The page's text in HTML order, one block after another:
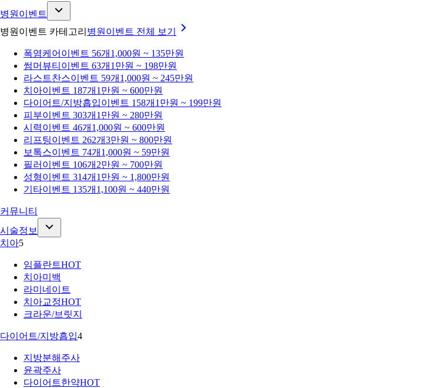
병원이벤트
병원이벤트 카테고리 병원이벤트 전체 보기
폭염케어 이벤트 56개 1,000원 ~ 135만원
썸머뷰티 이벤트 63개 1만원 ~ 198만원
라스트찬스이벤트 59개 1,000원 ~ 245만원
치아이벤트 187개 1만원 ~ 600만원
다이어트/지방흡입이벤트 158개 1만원 ~ 199만원
피부이벤트 303개 1만원 ~ 280만원
시력이벤트 46개 1,000원 ~ 600만원
리프팅이벤트 262개3만원 ~ 800만원
보톡스이벤트 74개 1,000원 ~ 59만원
필러 이벤트 106개 2만원 ~ 700만원
성형이벤트 314개 1만원 ~ 1,800만원
기타이벤트 135개 1,100원 ~ 440만원
커뮤니티
시술정보
치아5
임플란트HOT
치아미백
라미네이트
치아교정HOT
크라운/브릿지
다이어트/지방흡입4
지방분해주사
윤곽주사
다이어트한약HOT